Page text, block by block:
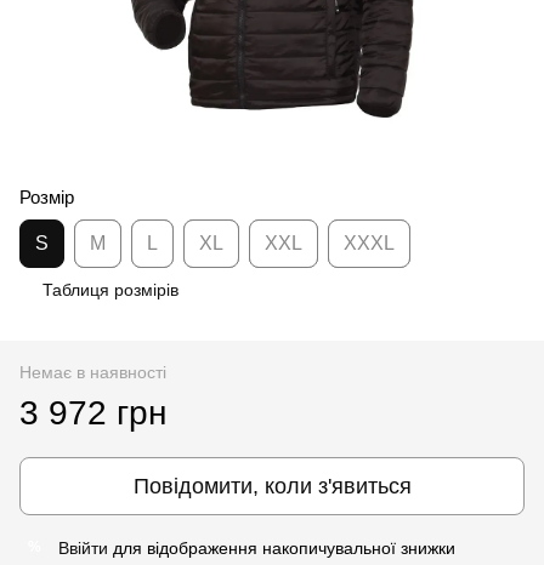
Розмір
S M L XL XXL XXXL
Таблиця розмірів
Немає в наявності
3 972 грн
Повідомити, коли з'явиться
Ввійти для відображення накопичувальної знижки